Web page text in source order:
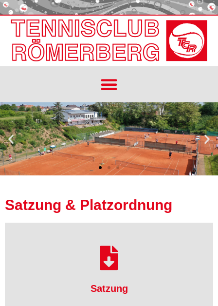
Satzung & Platzordnung
Satzung
Satzung
herunterladen